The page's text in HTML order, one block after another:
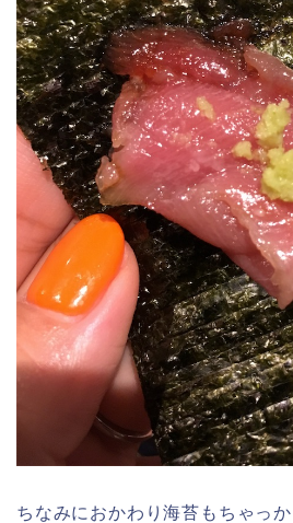
ちなみにおかわり海苔もちゃっ